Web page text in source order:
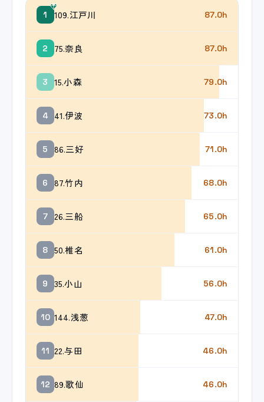
1 109.江戸川 87.0h
2 75.奈良 87.0h
3 15.小森 79.0h
4 41.伊波 73.0h
5 86.三好 71.0h
6 87.竹内 68.0h
7 26.三船 65.0h
8 50.椎名 61.0h
9 35.小山 56.0h
10 144.浅葱 47.0h
11 22.与田 46.0h
12 89.歌仙 46.0h